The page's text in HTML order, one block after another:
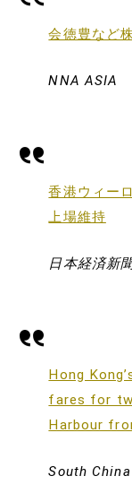
会徳豊など
NNA ASIA
香港ウィー
上場維持
日本経済新
Hong
fares for
Harbour
South